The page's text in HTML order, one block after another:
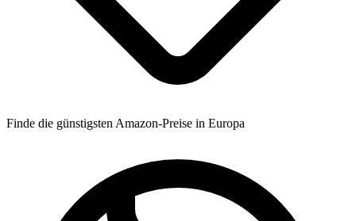
Finde die günstigsten Amazon-Preise in Europa